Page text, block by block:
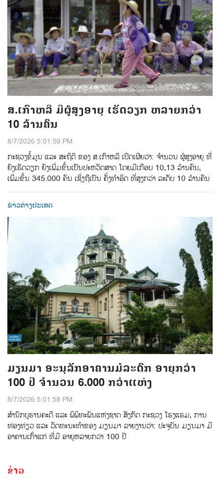
ສ.ເກົາຫລີ ມີຜູ້ສູງອາຍຸ ເຮັດວຽກ ຫລາຍກວ່າ
10 ລ້ານຄົນ
8/7/2026 5:01:59 PM
ກະຊວງຂໍ້ມູນ ແລະ ສະຖິຕິ ຂອງ ສ.ເກົາຫລີ ເປີດເຜີຍວ່າ: ຈໍານວນ ຜູ້ສູງອາຍຸ ທີ່
ຍັງເຮັດວຽກ ຍັງເພີ່ມຂຶ້ນເປັນປະຫວັດສາດ ໂດຍມີເກືອບ 10,13 ລ້ານຄົນ,
ເພີ່ມຂຶ້ນ 345.000 ຄົນ ເຊິ່ງຖືເປັນ ຄັ້ງທຳອິດ ທີ່ສູງກວ່າ ລະດັບ 10 ລ້ານຄົນ
ຂ່າວຕ່າງປະເທດ
ມຽນມາ ອະນຸລັກອາຄານມໍລະດົກ ອາຍຸກວ່າ
100 ປີ ຈຳນວນ 6.000 ກວ່າແຫ່ງ
8/7/2026 5:01:58 PM
ສຳນັກບູຮານຄະດີ ແລະ ພິພິທະພັນແຫ່ງຊາດ ສັງກັດ ກະຊວງ ໂຮງແຮມ, ການ
ທ່ອງທ່ຽວ ແລະ ວັດທະນະທຳຂອງ ມຽນມາ ລາຍງານວ່າ: ປະຈຸບັນ ມຽນມາ ມີ
ອາຄານເກົ່າແກ່ ທີ່ມີ ອາຍຸຫລາຍກວ່າ 100 ປີ
ຂ່າວ